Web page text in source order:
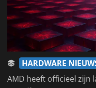
HARDWARE
AMD heeft officieel zijn